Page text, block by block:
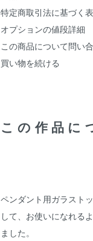
特定商取引法に基づく
オプションの値段詳細
この商品について問い
買い物を続ける
この作品に
ペンダント用ガラスト
して、お使いになれる
ました。